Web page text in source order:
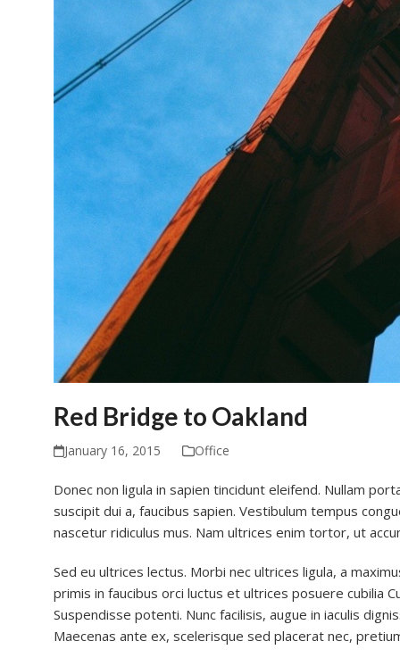
Red Bridge to Oakland
January 16, 2015 Office
Donec non ligula in sapien tincidunt eleifend. Nullam
suscipit dui a, faucibus sapien. Vestibulum tempus
nascetur ridiculus mus. Nam ultrices enim tortor, ut
Sed eu ultrices lectus. Morbi nec ultrices ligula, a
primis in faucibus orci luctus et ultrices posuere cubilia
Suspendisse potenti. Nunc facilisis, augue in iaculis
Maecenas ante ex, scelerisque sed placerat nec,